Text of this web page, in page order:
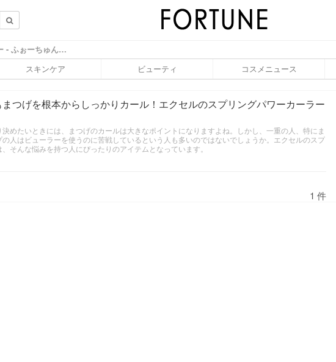
スプリングパワーカーラー - ふぉーちゅん(FORTUNE)
スキンケア ビューティ コスメニュース
つげを根本からしっかりカール！エクセルのスプリングパワーカーラー
決めたいときには、まつげのカールは大きなポイントになりますよね。しかし、一重の人、特にま
人はビューラーを使うのに苦戦しているという人も多いのではないでしょうか。エクセルのスプ
そんな悩みを持つ人にぴったりのアイテムとなっています。
1 件